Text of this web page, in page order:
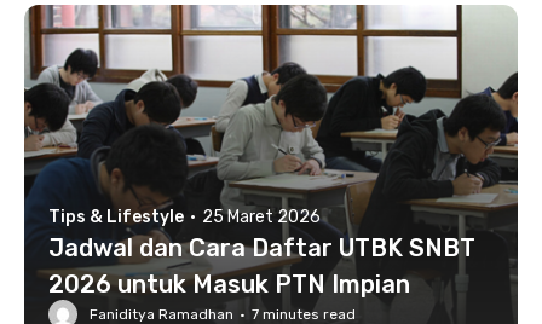
Tips & Lifestyle · 25 Maret 2026
Jadwal dan Cara Daftar UTBK SNBT
2026 untuk Masuk PTN Impian
Faniditya Ramadhan · 7 minutes read